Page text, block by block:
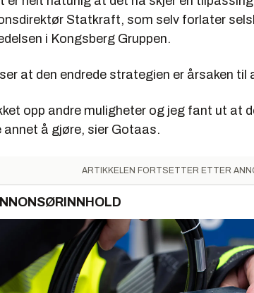
Statkraft, som selv forlater
i Kongsberg Gruppen.
at den endrede strategien er årsaken
opp andre muligheter og jeg fant ut at
annet å gjøre, sier Gotaas.
ARTIKKELEN FORTSETTER ETTER